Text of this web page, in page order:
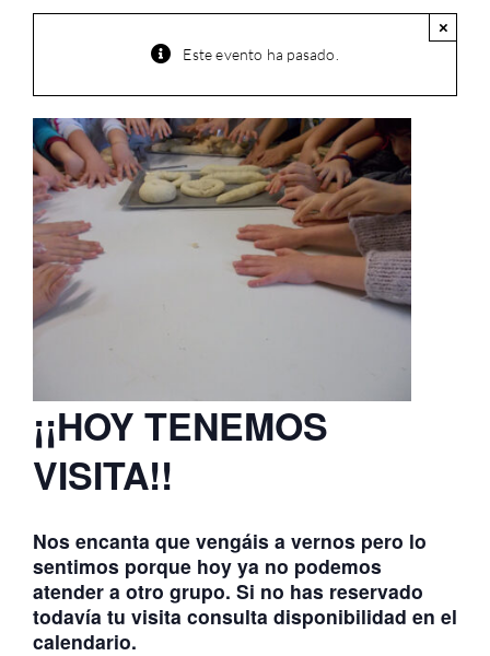
ATERPEAK
BIZI-BASO
ERLE-KIDE
NOTICIAS
Este evento ha pasado.
×
¡¡HOY TENEMOS
VISITA!!
Nos encanta que vengáis a vernos pero lo
sentimos porque hoy ya no podemos
atender a otro grupo. Si no has reservado
todavía tu visita consulta disponibilidad en el
calendario.